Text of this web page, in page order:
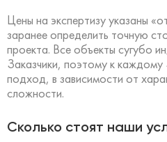
Цены на экспертизу указаны
заранее определить точную
проекта. Все объекты сугубо
Заказчики, поэтому к каждому
подход, в зависимости от
сложности.
Сколько стоят наши